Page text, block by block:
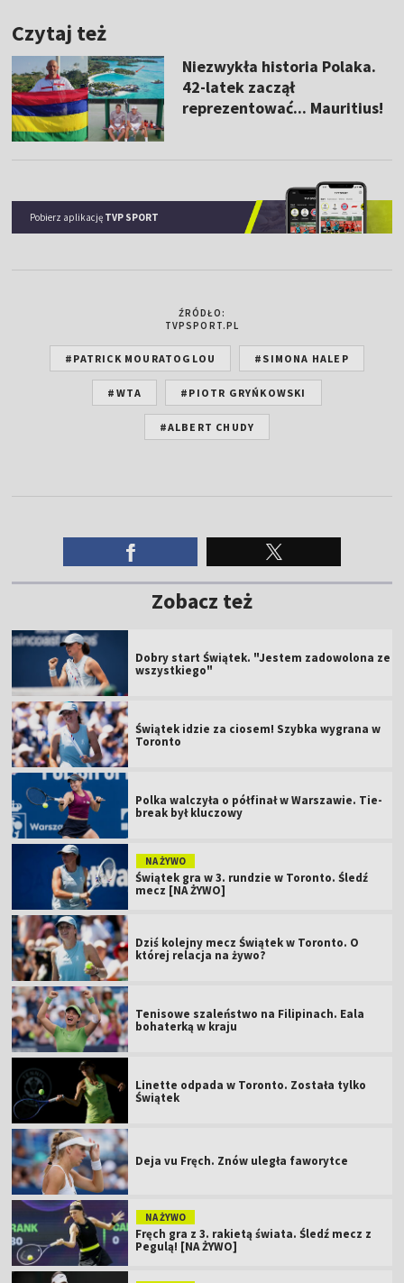
Czytaj też
Niezwykła historia Polaka.
42-latek zaczął
reprezentować... Mauritius!
Pobierz aplikację TVP SPORT
ŹRÓDŁO:
TVPSPORT.PL
#PATRICK MOURATOGLOU #SIMONA HALEP
#WTA #PIOTR GRYŃKOWSKI
#ALBERT CHUDY
Zobacz też
Dobry start Świątek. "Jestem zadowolona ze
wszystkiego"
Świątek idzie za ciosem! Szybka wygrana w
Toronto
Polka walczyła o półfinał w Warszawie. Tie-
break był kluczowy
NA ŻYWO
Świątek gra w 3. rundzie w Toronto. Śledź
mecz [NA ŻYWO]
Dziś kolejny mecz Świątek w Toronto. O
której relacja na żywo?
Tenisowe szaleństwo na Filipinach. Eala
bohaterką w kraju
Linette odpada w Toronto. Została tylko
Świątek
Deja vu Fręch. Znów uległa faworytce
NA ŻYWO
Fręch gra z 3. rakietą świata. Śledź mecz z
Pegulą! [NA ŻYWO]